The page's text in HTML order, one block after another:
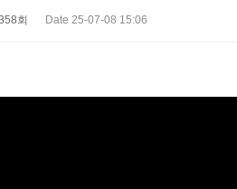
회 Date 25-07-08 15:06